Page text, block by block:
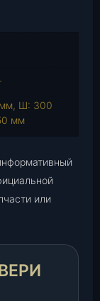
Ш: 300
мм
или